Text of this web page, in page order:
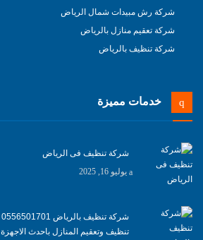
شركة رش مبيدات شمال الرياض
شركة تعقيم منازل بالرياض
شركة تنظيف بالرياض
خدمات مميزة
شركة تنظيف فى الرياض
يوليو 16, 2025
تنظيف وتعقيم المنازل باحدث الاجهزة